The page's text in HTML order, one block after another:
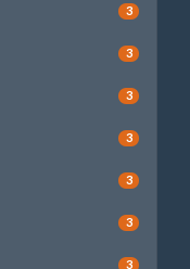
3
3
3
3
3
3
3